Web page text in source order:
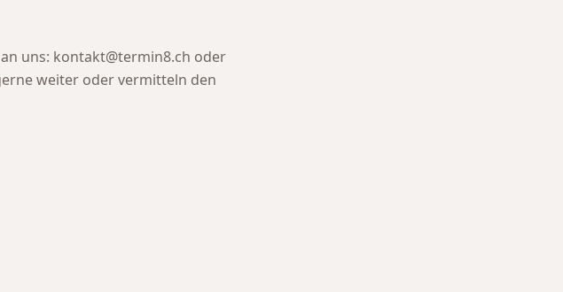
uns: kontakt@termin8.ch oder
weiter oder vermitteln den